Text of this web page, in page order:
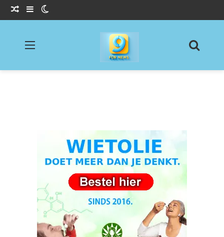
Willekeurig Artikel
Sidebar